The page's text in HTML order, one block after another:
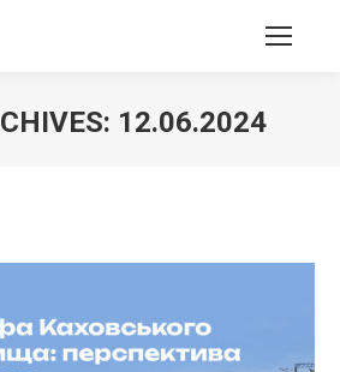
12.06.2024